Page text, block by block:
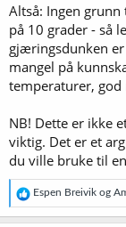
Altså: Ingen
på 10 grader - så
gjæringsdunken er
mangel på
temperaturer, god
NB! Dette er ikke
viktig. Det er et
du ville bruke til
R
e
a
Espen Breivik og